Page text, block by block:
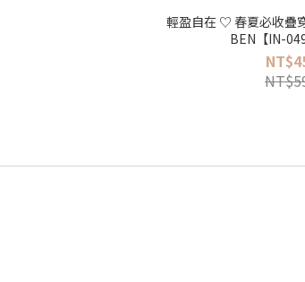
輕盈自在 ♡ 春夏必收疊
BEN【IN-